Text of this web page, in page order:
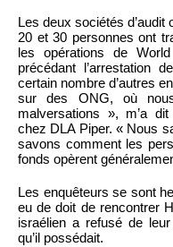
Les deux sociétés d’audit
20 et 30 personnes ont
les opérations de
précédant l’arrestation
certain nombre d’autres
sur des ONG, où
malversations », m’a
chez DLA Piper. « Nous
savons comment les
fonds opèrent
Les enquêteurs se sont
eu de doit de rencontrer
israélien a refusé de
qu’il possédait.